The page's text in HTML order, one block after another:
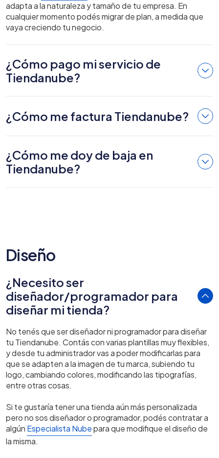
adapta a la naturaleza y tamaño de tu empresa. En
cualquier momento podés migrar de plan, a medida que
vaya creciendo tu negocio.
¿Cómo pago mi servicio de
Tiendanube?
¿Cómo me factura Tiendanube?
¿Cómo me doy de baja en
Tiendanube?
Diseño
¿Necesito ser
diseñador/programador para
diseñar mi tienda?
No tenés que ser diseñador ni programador para diseñar
tu Tiendanube. Contás con varias plantillas muy flexibles,
y desde tu administrador vas a poder modificarlas para
que se adapten a la imagen de tu marca, subiendo tu
logo, cambiando colores, modificando las tipografías,
entre otras cosas.
Si te gustaría tener una tienda aún más personalizada
pero no sos diseñador o programador, podés contratar a
algún Especialista Nubepara que modifique el diseño de
la misma.